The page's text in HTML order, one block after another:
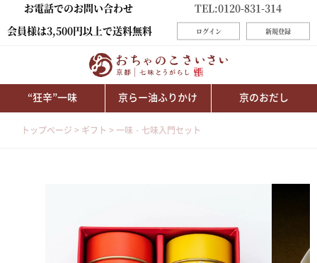
お電話でのお問い合わせ
TEL:0120-831-314
会員様は3,500円以上で送料無料
ログイン 新規登録
“狂辛”一味 京らー油ふりかけ 京のおだし
トップページ ギフト 一味・七味入門セット